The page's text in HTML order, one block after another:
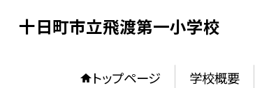
十日町市立飛渡第一小学校
トップページ 学校概要